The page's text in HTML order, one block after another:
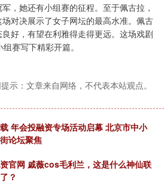
，她还有小组赛的征程。至于佩古拉，
对决展示了女子网坛的最高水准。佩古
好，有望在利雅得走得更远。这场戏剧
赛写下精彩开篇。
示：文章来自网络，不代表本站观点。
年会投融资专场活动启幕 北京市中小
论坛聚焦
官网 戚薇cos毛利兰，这是什么神仙联
？